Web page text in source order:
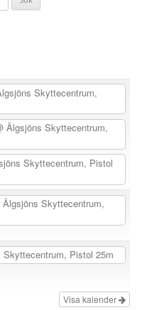
Skyttecentrum,
Älgsjöns Skyttecentrum,
Skyttecentrum, Pistol
Älgsjöns Skyttecentrum,
Skyttecentrum, Pistol 25m
Visa kalender